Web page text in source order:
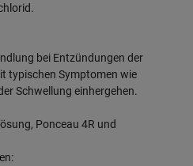
bei Entzündungen der
typischen Symptomen wie
Schwellung einhergehen.
Ponceau 4R und